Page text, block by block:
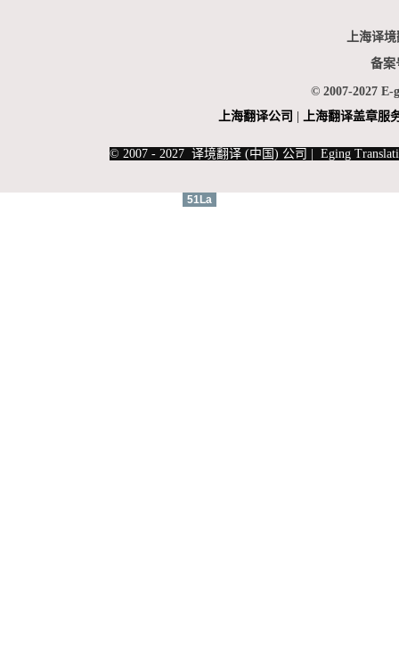
上海译
备案
© 2007-2027 E-
上海翻译公司 上海翻译盖章服
© 2007 - 2027 译境翻译 (中国) 公司 | Eging
51La